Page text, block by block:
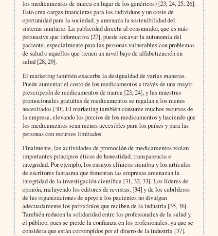
los medicamentos de marca en lugar de los genéricos) [23, 24, 25, 26].
Esto crea cargas financieras para los individuos y un coste de
oportunidad para la sociedad, y amenaza la sostenibilidad del
sistema sanitario. La publicidad directa al consumidor, que es más
persuasiva que informativa [27], puede socavar la autonomía del
paciente, especialmente para las personas vulnerables con problemas
de salud o aquellos que tienen un nivel bajo de alfabetización en
salud [28, 29].
El marketing también exacerba la desigualdad de varias maneras.
Puede aumentar el costo de los medicamentos a través de una mayor
prescripción de medicamentos de marca [23, 24], y las muestras
promocionales gratuitas de medicamentos se regalan a los menos
necesitados [30]. El marketing también consume muchos recursos de
la empresa, elevando los precios de los medicamentos y haciendo que
los medicamentos sean menos accesibles para los países y para las
personas con recursos limitados.
Finalmente, las actividades de promoción de medicamentos violan
importantes principios éticos de honestidad, transparencia e
integridad. Por ejemplo, los ensayos clínicos siembra y los artículos
de escritores fantasma que fomentan las empresas amenazan la
integridad de la investigación científica [31, 32, 33]. Los líderes de
opinión, incluyendo los editores de revistas, [34] y de los cabilderos
de las organizaciones de apoyo a los pacientes no divulgan
adecuadamente los patrocinios que reciben de la industria [35, 36].
También reducen la solidaridad entre los profesionales de la salud y
el público, pues se pierde la confianza en los profesionales, ya que se
considera que están corrompidos por el dinero de la industria [37].